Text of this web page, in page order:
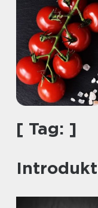
[ Tag: ]